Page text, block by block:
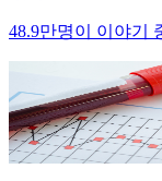
48.9만명이 이야기